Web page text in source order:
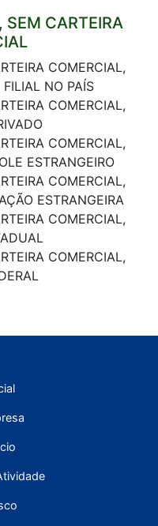
SEM CARTEIRA
COMERCIAL,
NO PAÍS
COMERCIAL,
COMERCIAL,
ESTRANGEIRO
COMERCIAL,
ESTRANGEIRA
COMERCIAL,
COMERCIAL,